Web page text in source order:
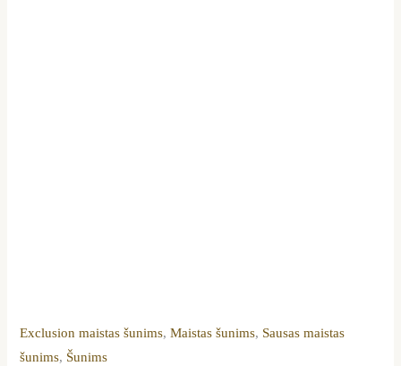
Exclusion maistas šunims,Maistas šunims, Sausas maistas
šunims, Šunims